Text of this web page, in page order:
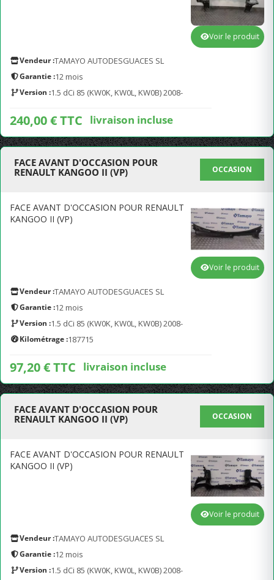
Vendeur :TAMAYO AUTODESGUACES SL
Garantie :12 mois
Version :1.5 dCi 85 (KW0K, KW0L, KW0B) 2008-
240,00 € TTC livraison incluse
Voir le produit
FACE AVANT D'OCCASION POUR
RENAULT KANGOO II (VP)
OCCASION
FACE AVANT D'OCCASION POUR RENAULT
KANGOO II (VP)
Vendeur :TAMAYO AUTODESGUACES SL
Garantie :12 mois
Version :1.5 dCi 85 (KW0K, KW0L, KW0B) 2008-
Kilométrage :187715
97,20 € TTC livraison incluse
Voir le produit
FACE AVANT D'OCCASION POUR
RENAULT KANGOO II (VP)
OCCASION
FACE AVANT D'OCCASION POUR RENAULT
KANGOO II (VP)
Vendeur :TAMAYO AUTODESGUACES SL
Garantie :12 mois
Version :1.5 dCi 85 (KW0K, KW0L, KW0B) 2008-
Voir le produit